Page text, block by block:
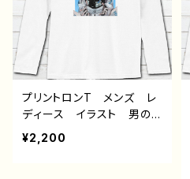
ズ 悪いことを言うパン
ダ タイトル：もしもし悪パ
ンダ 作：こさつね G-6
プリントロンT メンズ レ
ディース イラスト 男の
子 イケメン ショタ サッ
カー 少年 かわいい か
¥2,200